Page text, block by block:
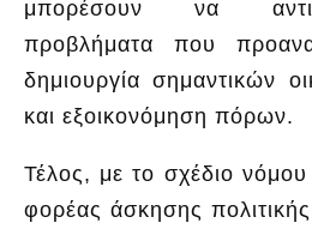
μπορέσουν να
προβλήματα που
δημιουργία σημαντικών
και εξοικονόμηση πόρων.
Τέλος, με το σχέδιο νόμου
φορέας άσκησης